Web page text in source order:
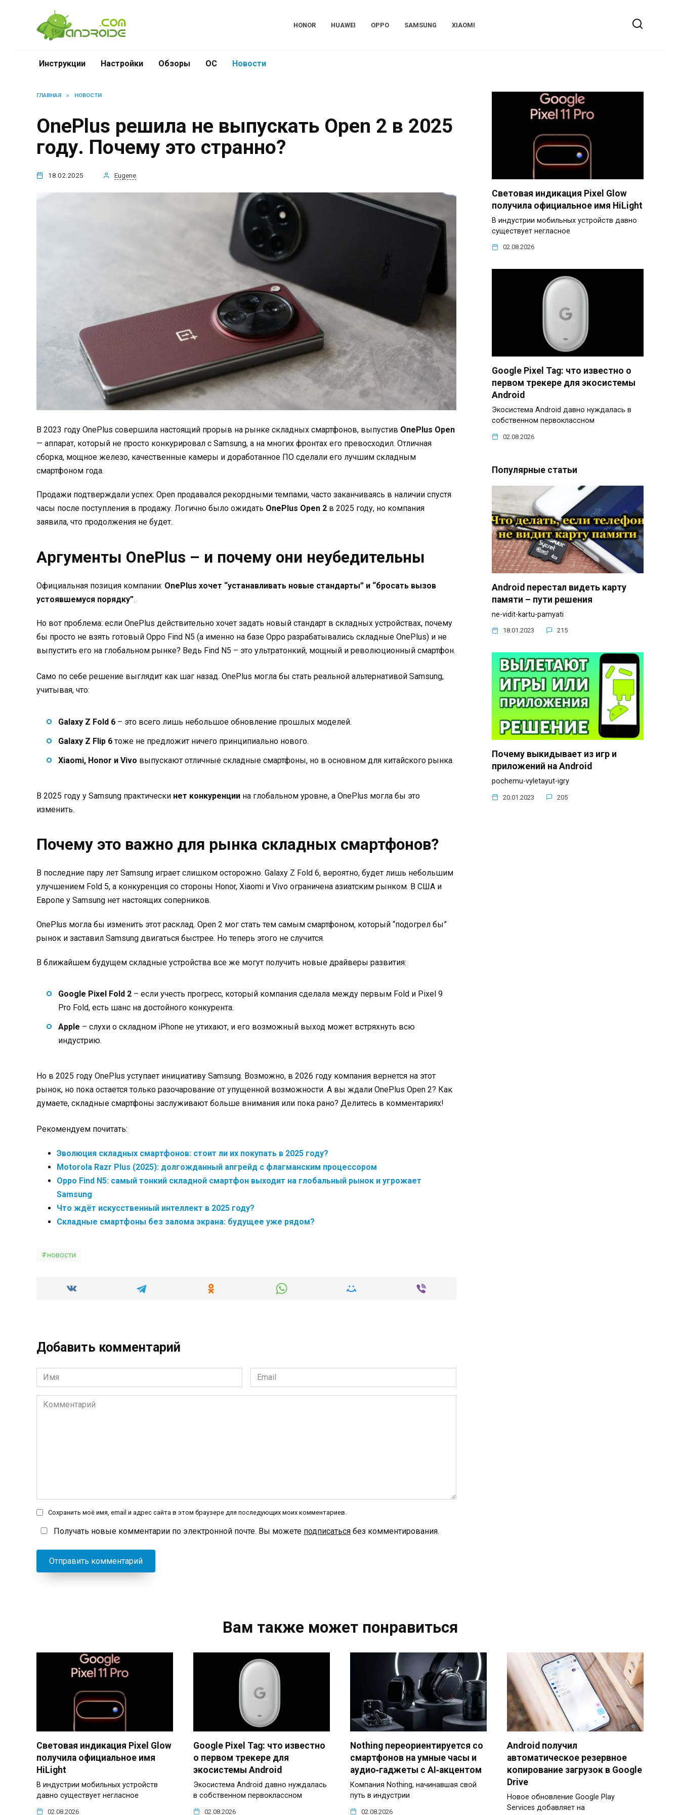
содержанию
HONOR HUAWEI OPPO SAMSUNG XIAOMI
Инструкции Настройки Обзоры ОС Новости
ГЛАВНАЯ » НОВОСТИ
OnePlus решила не выпускать Open 2 в 2025
году. Почему это странно?
18.02.2025 Eugene
В 2023 году OnePlus совершила настоящий прорыв на рынке складных смартфонов, выпустив OnePlus Open
— аппарат, который не просто конкурировал с Samsung, а на многих фронтах его превосходил. Отличная
сборка, мощное железо, качественные камеры и доработанное ПО сделали его лучшим складным
смартфоном года.
Продажи подтверждали успех: Open продавался рекордными темпами, часто заканчиваясь в наличии спустя
часы после поступления в продажу. Логично было ожидать OnePlus Open 2 в 2025 году, но компания
заявила, что продолжения не будет.
Аргументы OnePlus – и почему они неубедительны
Официальная позиция компании: OnePlus хочет “устанавливать новые стандарты” и “бросать вызов
устоявшемуся порядку”.
Но вот проблема: если OnePlus действительно хочет задать новый стандарт в складных устройствах, почему
бы просто не взять готовый Oppo Find N5 (а именно на базе Oppo разрабатывались складные OnePlus) и не
выпустить его на глобальном рынке? Ведь Find N5 – это ультратонкий, мощный и революционный смартфон.
Само по себе решение выглядит как шаг назад. OnePlus могла бы стать реальной альтернативой Samsung,
учитывая, что:
Galaxy Z Fold 6 – это всего лишь небольшое обновление прошлых моделей.
Galaxy Z Flip 6 тоже не предложит ничего принципиально нового.
Xiaomi, Honor и Vivo выпускают отличные складные смартфоны, но в основном для китайского рынка.
В 2025 году у Samsung практически нет конкуренции на глобальном уровне, а OnePlus могла бы это
изменить.
Почему это важно для рынка складных смартфонов?
В последние пару лет Samsung играет слишком осторожно. Galaxy Z Fold 6, вероятно, будет лишь небольшим
улучшением Fold 5, а конкуренция со стороны Honor, Xiaomi и Vivo ограничена азиатским рынком. В США и
Европе у Samsung нет настоящих соперников.
OnePlus могла бы изменить этот расклад. Open 2 мог стать тем самым смартфоном, который “подогрел бы”
рынок и заставил Samsung двигаться быстрее. Но теперь этого не случится.
В ближайшем будущем складные устройства все же могут получить новые драйверы развития:
Google Pixel Fold 2 – если учесть прогресс, который компания сделала между первым Fold и Pixel 9
Pro Fold, есть шанс на достойного конкурента.
Apple – слухи о складном iPhone не утихают, и его возможный выход может встряхнуть всю
индустрию.
Но в 2025 году OnePlus уступает инициативу Samsung. Возможно, в 2026 году компания вернется на этот
рынок, но пока остается только разочарование от упущенной возможности. А вы ждали OnePlus Open 2? Как
думаете, складные смартфоны заслуживают больше внимания или пока рано? Делитесь в комментариях!
Рекомендуем почитать:
Эволюция складных смартфонов: стоит ли их покупать в 2025 году?
Motorola Razr Plus (2025): долгожданный апгрейд с флагманским процессором
Oppo Find N5: самый тонкий складной смартфон выходит на глобальный рынок и угрожает
Samsung
Что ждёт искусственный интеллект в 2025 году?
Складные смартфоны без залома экрана: будущее уже рядом?
новости
Добавить комментарий
Имя
*
Email
*
Комментарий
Сохранить моё имя, email и адрес сайта в этом браузере для последующих моих комментариев.
Получать новые комментарии по электронной почте. Вы можете подписаться без комментирования.
Световая индикация Pixel Glow
получила официальное имя HiLight
В индустрии мобильных устройств давно
существует негласное
02.08.2026
Google Pixel Tag: что известно о
первом трекере для экосистемы
Android
Экосистема Android давно нуждалась в
собственном первоклассном
02.08.2026
Популярные статьи
Android перестал видеть карту
памяти – пути решения
ne-vidit-kartu-pamyati
18.01.2023 215
Почему выкидывает из игр и
приложений на Android
pochemu-vyletayut-igry
20.01.2023 205
Вам также может понравиться
Световая индикация Pixel Glow
получила официальное имя
HiLight
В индустрии мобильных устройств
давно существует негласное
02.08.2026
Google Pixel Tag: что известно
о первом трекере для
экосистемы Android
Экосистема Android давно нуждалась
в собственном первоклассном
02.08.2026
Nothing переориентируется со
смартфонов на умные часы и
аудио‑гаджеты с AI‑акцентом
Компания Nothing, начинавшая свой
путь в индустрии
02.08.2026
Android получил
автоматическое резервное
копирование загрузок в Google
Drive
Новое обновление Google Play
Services добавляет на